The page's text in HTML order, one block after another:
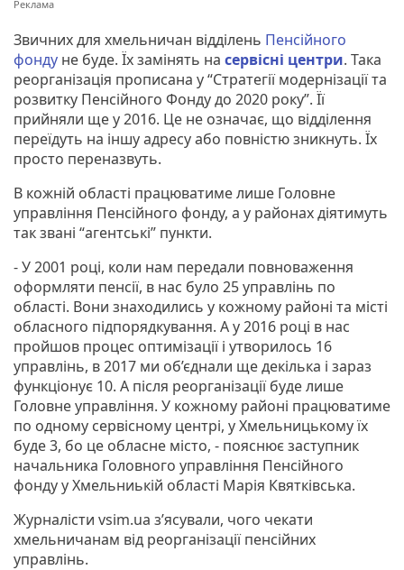
Звичних для хмельничан відділень Пенсійного
фонду не буде. Їх замінять на сервісні центри. Така
реорганізація прописана у “Стратегії модернізації та
розвитку Пенсійного Фонду до 2020 року”. Її
прийняли ще у 2016. Це не означає, що відділення
переїдуть на іншу адресу або повністю зникнуть. Їх
просто переназвуть.
В кожній області працюватиме лише Головне
управління Пенсійного фонду, а у районах діятимуть
так звані “агентські” пункти.
- У 2001 році, коли нам передали повноваження
оформляти пенсії, в нас було 25 управлінь по
області. Вони знаходились у кожному районі та місті
обласного підпорядкування. А у 2016 році в нас
пройшов процес оптимізації і утворилось 16
управлінь, в 2017 ми об’єднали ще декілька і зараз
функціонує 10. А після реорганізації буде лише
Головне управління. У кожному районі працюватиме
по одному сервісному центрі, у Хмельницькому їх
буде 3, бо це обласне місто, - пояснює заступник
начальника Головного управління Пенсійного
фонду у Хмельниькій області Марія Квятківська.
Журналісти vsim.ua з’ясували, чого чекати
хмельничанам від реорганізації пенсійних
управлінь.